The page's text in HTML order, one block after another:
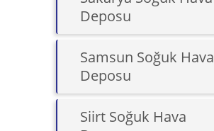
Deposu
Samsun Soğuk Hava
Deposu
Siirt Soğuk Hava